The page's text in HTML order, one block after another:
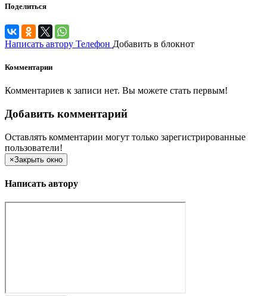
Поделиться
Написать автору Телефон Добавить в блокнот
Комментарии
Комментариев к записи нет. Вы можете стать первым!
Добавить комментарий
Оставлять комментарии могут только зарегистрированные
пользователи!
×Закрыть окно
Написать автору